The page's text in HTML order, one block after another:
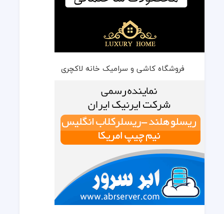
فروشگاه کاشی و سرامیک خانه لاکچری